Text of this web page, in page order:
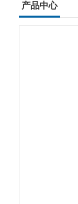
产品中心